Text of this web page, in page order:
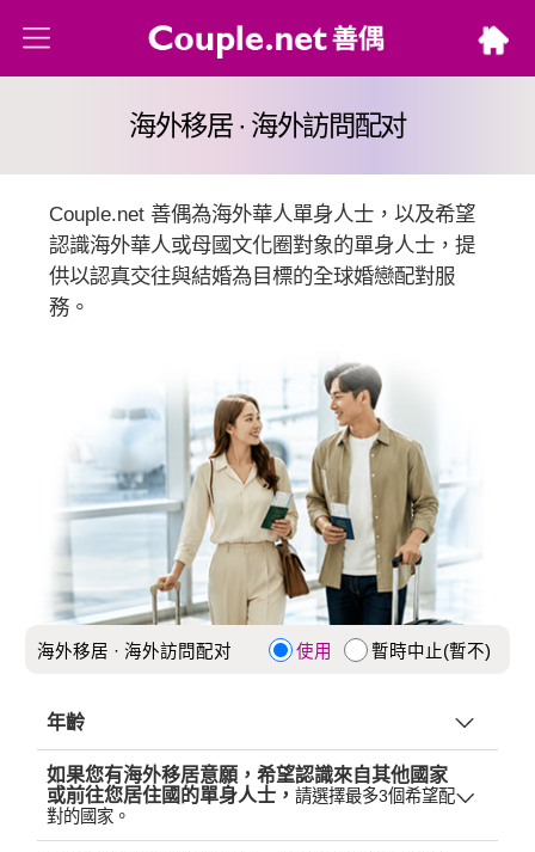
海外移居 · 海外訪問配对
Couple.net 善偶為海外華人單身人士，以及希望
認識海外華人或母國文化圈對象的單身人士，提
供以認真交往與結婚為目標的全球婚戀配對服
務。
海外移居 · 海外訪問配对 使用 暫時中止(暫不)
年齡
無所謂
選擇 (最少年齡~ 最大年齡 )
~
如果您有海外移居意願，希望認識來自其他國家
或前往您居住國的單身人士，請選擇最多3個希望配
對的國家。